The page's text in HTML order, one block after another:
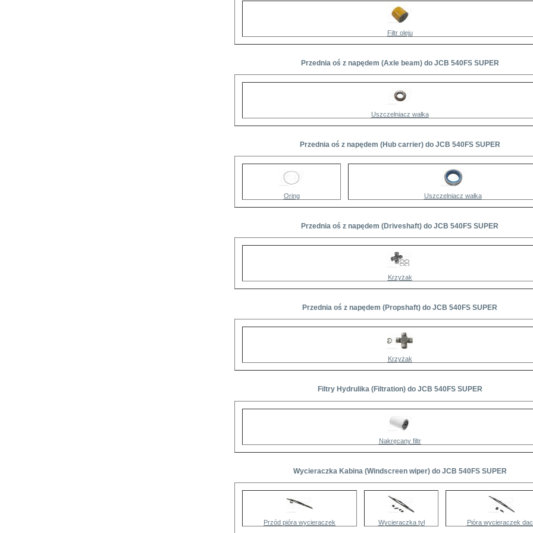
Filtr oleju
Przednia oś z napędem (Axle beam) do JCB 540FS SUPER
Uszczelniacz wałka
Przednia oś z napędem (Hub carrier) do JCB 540FS SUPER
Oring Uszczelniacz wałka
Przednia oś z napędem (Driveshaft) do JCB 540FS SUPER
Krzyżak
Przednia oś z napędem (Propshaft) do JCB 540FS SUPER
Krzyżak
Filtry Hydrulika (Filtration) do JCB 540FS SUPER
Nakręcany filtr
Wycieraczka Kabina (Windscreen wiper) do JCB 540FS SUPER
Przód pióra wycieraczek Wycieraczka tył Pióra wycieraczek